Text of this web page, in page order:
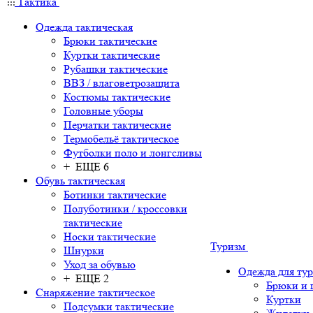
Одежда тактическая
Брюки тактические
Куртки тактические
Рубашки тактические
ВВЗ / влаговетрозащита
Костюмы тактические
Головные уборы
Перчатки тактические
Термобельё тактическое
Футболки поло и лонгсливы
+ ЕЩЕ 6
Обувь тактическая
Ботинки тактические
Полуботинки / кроссовки
тактические
Носки тактические
Шнурки
Уход за обувью
+ ЕЩЕ 2
Снаряжение тактическое
Подсумки тактические
Туризм
Одежда для
Брюки и
Куртки